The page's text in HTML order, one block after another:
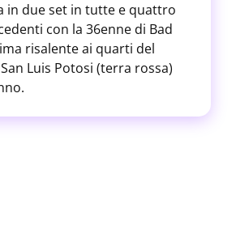
in due set in tutte e quattro
con la 36enne di Bad
risalente ai quarti del
Luis Potosi (terra rossa)